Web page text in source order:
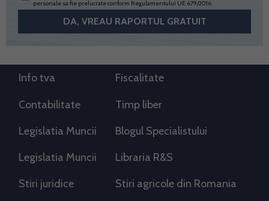
personale sa fie prelucrate conform Regulamentului UE 679/2016
Info tva Fiscalitate
Contabilitate Timp liber
Legislatia Muncii Blogul Specialistului
Legislatia Muncii Libraria R&S
Stiri juridice Stiri agricole din Romania